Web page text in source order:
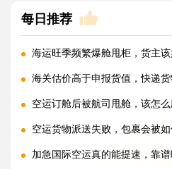
每日推荐
海运旺季频繁爆舱甩柜，货主该如何提前
海关估价高于申报货值，快递货物该如
空运订舱后被航司甩舱，该怎么应急
空运货物派送失败，包裹会被如何
加急国际空运真的能提速，靠